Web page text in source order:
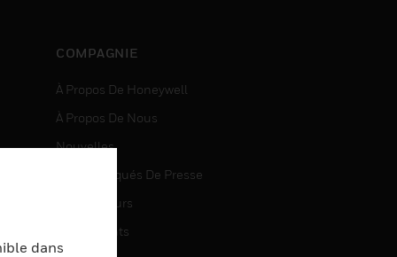
COMPAGNIE
À Propos De Honeywell
À Propos De Nous
Nouvelles
Communiqués De Presse
Investisseurs
Événements
dans